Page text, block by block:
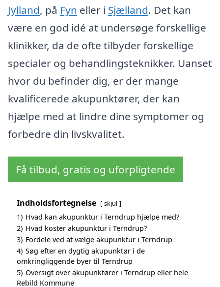
Jylland, på Fyn eller i Sjælland. Det kan
være en god idé at undersøge forskellige
klinikker, da de ofte tilbyder forskellige
specialer og behandlingsteknikker. Uanset
hvor du befinder dig, er der mange
kvalificerede akupunktører, der kan
hjælpe med at lindre dine symptomer og
forbedre din livskvalitet.
Få tilbud, gratis og uforpligtende
Indholdsfortegnelse skjul
1) Hvad kan akupunktur i Terndrup hjælpe med?
2) Hvad koster akupunktur i Terndrup?
3) Fordele ved at vælge akupunktur i Terndrup
4) Søg efter en dygtig akupunktør i de
omkringliggende byer til Terndrup
5) Oversigt over akupunktører i Terndrup eller hele
Rebild Kommune